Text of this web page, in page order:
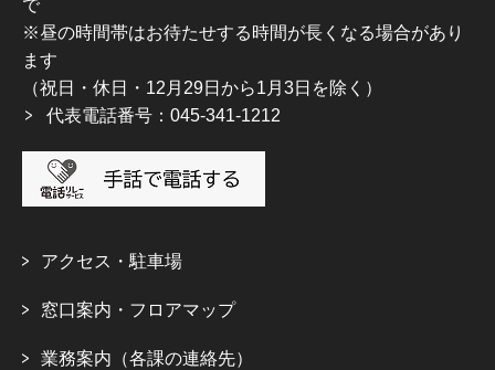
で
※昼の時間帯はお待たせする時間が長くなる場合があり
ます
（祝日・休日・12月29日から1月3日を除く）
代表電話番号：045-341-1212
アクセス・駐車場
窓口案内・フロアマップ
業務案内（各課の連絡先）